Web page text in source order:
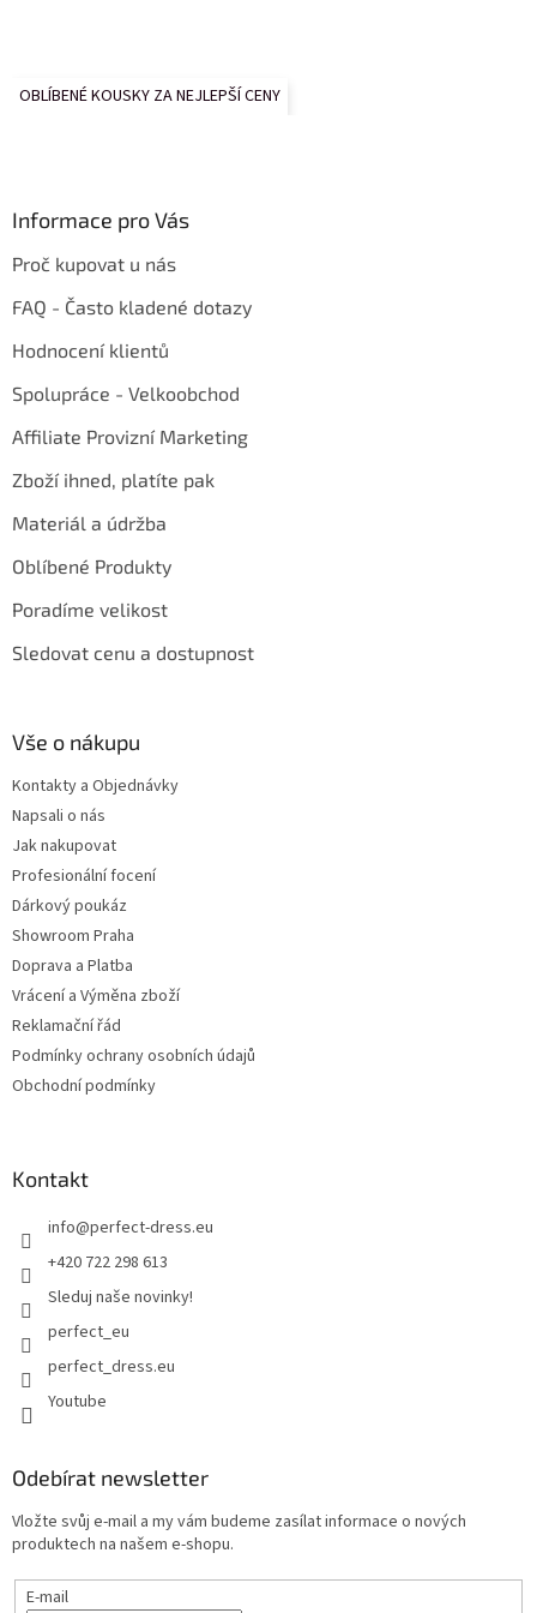
OBLÍBENÉ KOUSKY ZA NEJLEPŠÍ CENY
Informace pro Vás
Proč kupovat u nás
FAQ - Často kladené dotazy
Hodnocení klientů
Spolupráce - Velkoobchod
Affiliate Provizní Marketing
Zboží ihned, platíte pak
Materiál a údržba
Oblíbené Produkty
Poradíme velikost
Sledovat cenu a dostupnost
Vše o nákupu
Kontakty a Objednávky
Napsali o nás
Jak nakupovat
Profesionální focení
Dárkový poukáz
Showroom Praha
Doprava a Platba
Vrácení a Výměna zboží
Reklamační řád
Podmínky ochrany osobních údajů
Obchodní podmínky
Kontakt
info@perfect-dress.eu
+420 722 298 613
Sleduj naše novinky!
perfect_eu
perfect_dress.eu
Youtube
Odebírat newsletter
Vložte svůj e-mail a my vám budeme zasílat informace o nových
produktech na našem e-shopu.
E-mail